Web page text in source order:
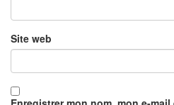
Site web